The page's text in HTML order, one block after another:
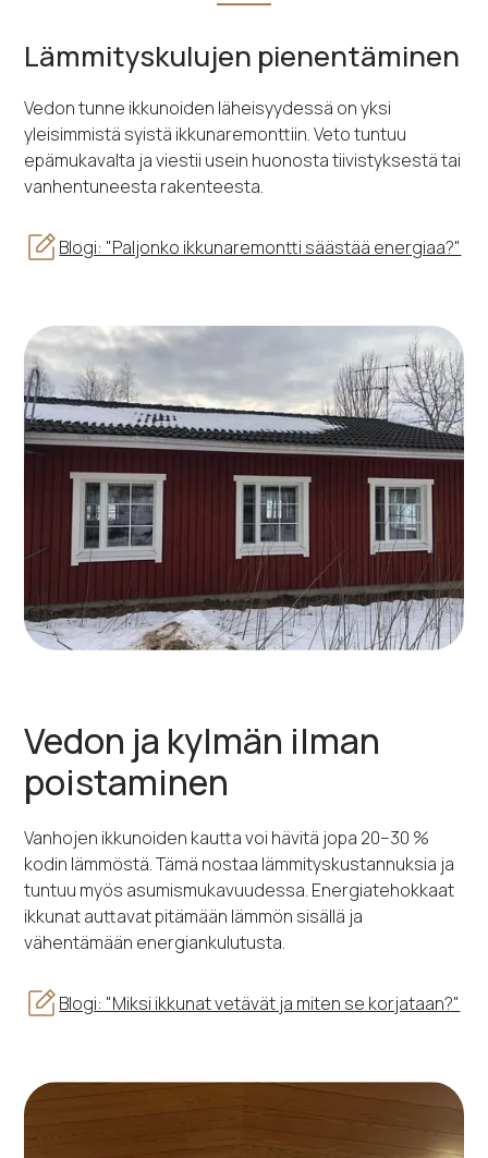
Lämmityskulujen pienentäminen
Vedon tunne ikkunoiden läheisyydessä on yksi
yleisimmistä syistä ikkunaremonttiin. Veto tuntuu
epämukavalta ja viestii usein huonosta tiivistyksestä tai
vanhentuneesta rakenteesta.
Blogi: "Paljonko ikkunaremontti säästää energiaa?"
Vedon ja kylmän ilman
poistaminen
Vanhojen ikkunoiden kautta voi hävitä jopa 20–30 %
kodin lämmöstä. Tämä nostaa lämmityskustannuksia ja
tuntuu myös asumismukavuudessa. Energiatehokkaat
ikkunat auttavat pitämään lämmön sisällä ja
vähentämään energiankulutusta.
Blogi: "Miksi ikkunat vetävät ja miten se korjataan?"